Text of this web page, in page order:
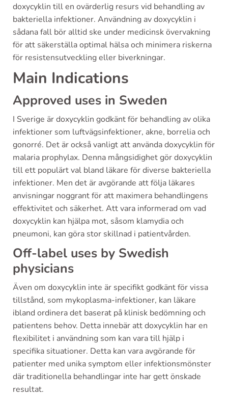
doxycyklin till en ovärderlig resurs vid behandling av
bakteriella infektioner. Användning av doxycyklin i
sådana fall bör alltid ske under medicinsk övervakning
för att säkerställa optimal hälsa och minimera riskerna
för resistensutveckling eller biverkningar.
Main Indications
Approved uses in Sweden
I Sverige är doxycyklin godkänt för behandling av olika
infektioner som luftvägsinfektioner, akne, borrelia och
gonorré. Det är också vanligt att använda doxycyklin för
malaria prophylax. Denna mångsidighet gör doxycyklin
till ett populärt val bland läkare för diverse bakteriella
infektioner. Men det är avgörande att följa läkares
anvisningar noggrant för att maximera behandlingens
effektivitet och säkerhet. Att vara informerad om vad
doxycyklin kan hjälpa mot, såsom klamydia och
pneumoni, kan göra stor skillnad i patientvården.
Off-label uses by Swedish
physicians
Även om doxycyklin inte är specifikt godkänt för vissa
tillstånd, som mykoplasma-infektioner, kan läkare
ibland ordinera det baserat på klinisk bedömning och
patientens behov. Detta innebär att doxycyklin har en
flexibilitet i användning som kan vara till hjälp i
specifika situationer. Detta kan vara avgörande för
patienter med unika symptom eller infektionsmönster
där traditionella behandlingar inte har gett önskade
resultat.